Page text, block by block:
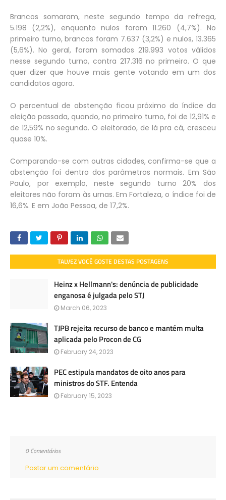
Brancos somaram, neste segundo tempo da refrega,
5.198 (2,2%), enquanto nulos foram 11.260 (4,7%). No
primeiro turno, brancos foram 7.637 (3,2%) e nulos, 13.365
(5,6%). No geral, foram somados 219.993 votos válidos
nesse segundo turno, contra 217.316 no primeiro. O que
quer dizer que houve mais gente votando em um dos
candidatos agora.
O percentual de abstenção ficou próximo do índice da
eleição passada, quando, no primeiro turno, foi de 12,91% e
de 12,59% no segundo. O eleitorado, de lá pra cá, cresceu
quase 10%.
Comparando-se com outras cidades, confirma-se que a
abstenção foi dentro dos parâmetros normais. Em São
Paulo, por exemplo, neste segundo turno 20% dos
eleitores não foram às urnas. Em Fortaleza, o índice foi de
16,6%. E em João Pessoa, de 17,2%.
TALVEZ VOCÊ GOSTE DESTAS POSTAGENS
Heinz x Hellmann's: denúncia de publicidade
enganosa é julgada pelo STJ
March 06, 2023
TJPB rejeita recurso de banco e mantém multa
aplicada pelo Procon de CG
February 24, 2023
PEC estipula mandatos de oito anos para
ministros do STF. Entenda
February 15, 2023
0 Comentários
Postar um comentário